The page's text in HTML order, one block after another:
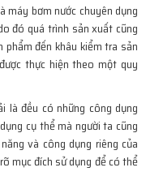
máy bơm nước chuyên dụng
đó quá trình sản xuất cũng
đến khâu kiểm tra sản
thực hiện theo một quy
là đều có những công dụng
cụ thể mà người ta cũng
và công dụng riêng của
mục đích sử dụng để có thể